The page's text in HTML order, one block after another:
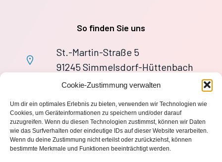
Cookie-Zustimmung verwalten
Um dir ein optimales Erlebnis zu bieten, verwenden wir Technologien wie
Cookies, um Geräteinformationen zu speichern und/oder darauf
zuzugreifen. Wenn du diesen Technologien zustimmst, können wir Daten
wie das Surfverhalten oder eindeutige IDs auf dieser Website verarbeiten.
Wenn du deine Zustimmung nicht erteilst oder zurückziehst, können
bestimmte Merkmale und Funktionen beeinträchtigt werden.
So finden Sie uns
St.-Martin-Straße 5
91245 Simmelsdorf-Hüttenbach
+49 9155 9279727
wache113@ff-huettenbach.de